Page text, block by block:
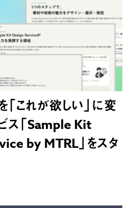
これが欲しい」に変
ス「Sample Kit
by MTRL」をスタ